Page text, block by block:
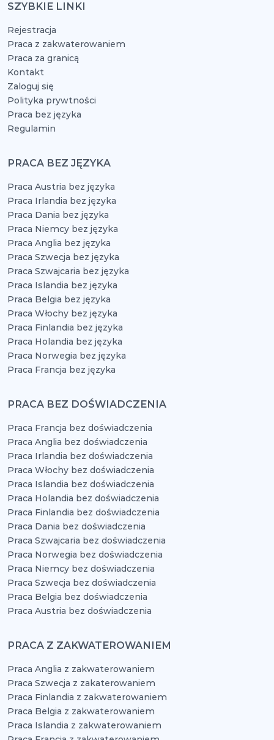
SZYBKIE LINKI
Rejestracja
Praca z zakwaterowaniem
Praca za granicą
Kontakt
Zaloguj się
Polityka prywtności
Praca bez języka
Regulamin
PRACA BEZ JĘZYKA
Praca Austria bez języka
Praca Irlandia bez języka
Praca Dania bez języka
Praca Niemcy bez języka
Praca Anglia bez języka
Praca Szwecja bez języka
Praca Szwajcaria bez języka
Praca Islandia bez języka
Praca Belgia bez języka
Praca Włochy bez języka
Praca Finlandia bez języka
Praca Holandia bez języka
Praca Norwegia bez języka
Praca Francja bez języka
PRACA BEZ DOŚWIADCZENIA
Praca Francja bez doświadczenia
Praca Anglia bez doświadczenia
Praca Irlandia bez doświadczenia
Praca Włochy bez doświadczenia
Praca Islandia bez doświadczenia
Praca Holandia bez doświadczenia
Praca Finlandia bez doświadczenia
Praca Dania bez doświadczenia
Praca Szwajcaria bez doświadczenia
Praca Norwegia bez doświadczenia
Praca Niemcy bez doświadczenia
Praca Szwecja bez doświadczenia
Praca Belgia bez doświadczenia
Praca Austria bez doświadczenia
PRACA Z ZAKWATEROWANIEM
Praca Anglia z zakwaterowaniem
Praca Szwecja z zakaterowaniem
Praca Finlandia z zakwaterowaniem
Praca Belgia z zakwaterowaniem
Praca Islandia z zakwaterowaniem